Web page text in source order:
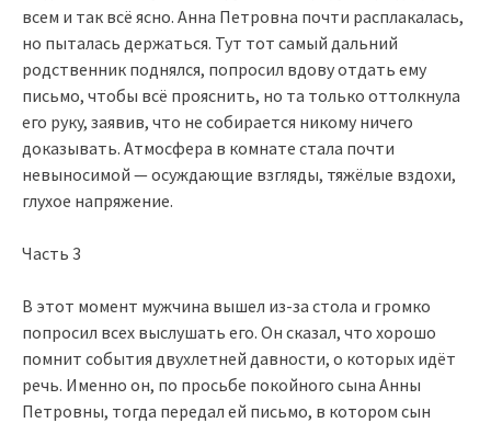
всем и так всё ясно. Анна Петровна почти расплакалась,
но пыталась держаться. Тут тот самый дальний
родственник поднялся, попросил вдову отдать ему
письмо, чтобы всё прояснить, но та только оттолкнула
его руку, заявив, что не собирается никому ничего
доказывать. Атмосфера в комнате стала почти
невыносимой — осуждающие взгляды, тяжёлые вздохи,
глухое напряжение.
Часть 3
В этот момент мужчина вышел из-за стола и громко
попросил всех выслушать его. Он сказал, что хорошо
помнит события двухлетней давности, о которых идёт
речь. Именно он, по просьбе покойного сына Анны
Петровны, тогда передал ей письмо, в котором сын